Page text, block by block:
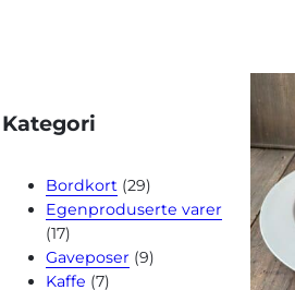
Kategori
Bordkort (29)
Egenproduserte varer
(17)
Gaveposer (9)
Kaffe (7)